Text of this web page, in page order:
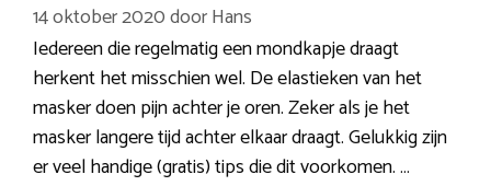
14 oktober 2020doorHans
Iedereen die regelmatig een mondkapje draagt
herkent het misschien wel. De elastieken van het
masker doen pijn achter je oren. Zeker als je het
masker langere tijd achter elkaar draagt. Gelukkig zijn
er veel handige (gratis) tips die dit voorkomen. …